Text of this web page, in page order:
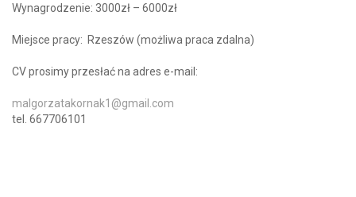
Wynagrodzenie: 3000zł – 6000zł
Miejsce pracy: Rzeszów (możliwa praca zdalna)
CV prosimy przesłać na adres e-mail:
malgorzatakornak1@gmail.com
tel. 667706101